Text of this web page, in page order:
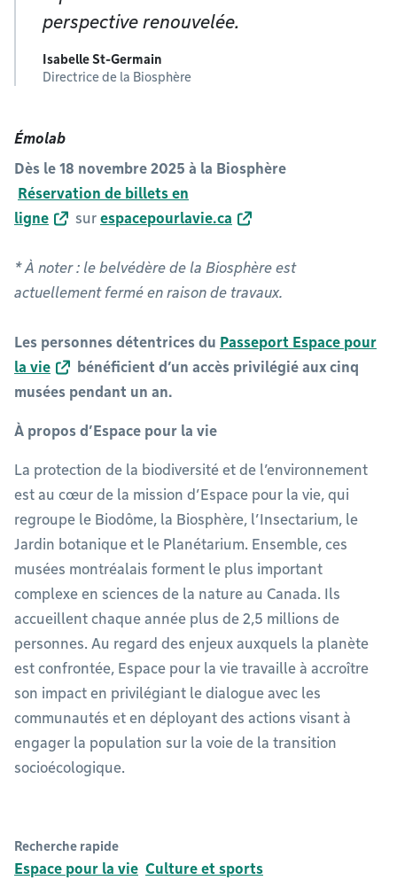
perspective renouvelée.
Isabelle St-Germain
Directrice de la Biosphère
Émolab
Dès le 18 novembre 2025 à la Biosphère
Réservation de billets en
ligne
sur espacepourlavie.ca
* À noter : le belvédère de la Biosphère est
actuellement fermé en raison de travaux.
Les personnes détentrices du Passeport Espace pour
la vie
bénéficient d’un accès privilégié aux cinq
musées pendant un an.
À propos d’Espace pour la vie
La protection de la biodiversité et de l’environnement
est au cœur de la mission d’Espace pour la vie, qui
regroupe le Biodôme, la Biosphère, l’Insectarium, le
Jardin botanique et le Planétarium. Ensemble, ces
musées montréalais forment le plus important
complexe en sciences de la nature au Canada. Ils
accueillent chaque année plus de 2,5 millions de
personnes. Au regard des enjeux auxquels la planète
est confrontée, Espace pour la vie travaille à accroître
son impact en privilégiant le dialogue avec les
communautés et en déployant des actions visant à
engager la population sur la voie de la transition
socioécologique.
Recherche rapide
Espace pour la vie Culture et sports